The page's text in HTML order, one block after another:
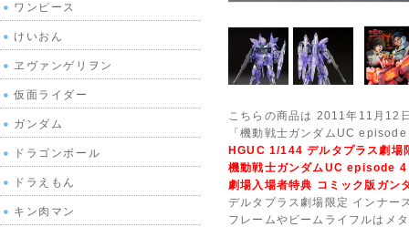
こちらの商品は 2011年11月12
「機動戦士ガンダムUC
HGUC 1/144 デルタプラス劇場
機動戦士ガンダムUC episode 4
劇場入場者特典 コミック版ガン
デルタプラス劇場限定 インナー
フレームやビームライフルはメ
ワンピース
けいおん
ヱヴァンゲリヲン
仮面ライダー
ガンダム
ドラゴンボール
ドラえもん
キン肉マン